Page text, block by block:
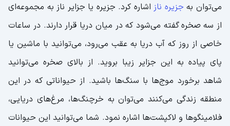
می‌توان به جزیره ناز اشاره کرد. جزیره یا جزایر ناز به مجموعه‌ای
از سه صخرهگفته می‌شود که در میان دریا قرار دارند. در ساعات
خاصی از روز که آب دریا به عقب می‌رود، می‌توانید با ماشین یا
پای پیاده به این جزایر زیبا بروید. از بالای صخره می‌توانید
شاهد برخورد موج‌ها با سنگ‌ها باشید. از حیواناتی که در این
منطقه زندگی می‌کنند می‌توان به خرچنگ‌ها، مرغ‌های دریایی،
فلامینگوها و لاکپشت‌ها اشاره نمود. شما می‌توانید این حیوانات